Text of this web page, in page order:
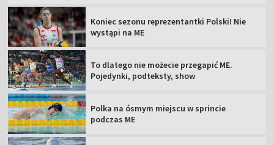
Koniec sezonu reprezentantki Polski! Nie
wystąpi na ME
To dlatego nie możecie przegapić ME.
Pojedynki, podteksty, show
Polka na ósmym miejscu w sprincie
podczas ME